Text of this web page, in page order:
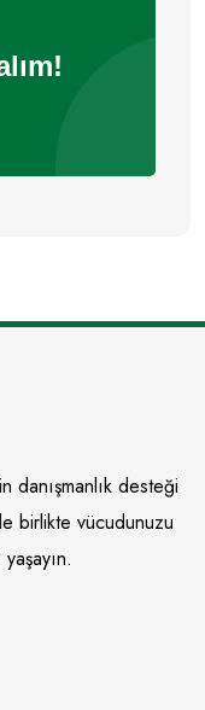
danışmanlık desteği
birlikte vücudunuzu